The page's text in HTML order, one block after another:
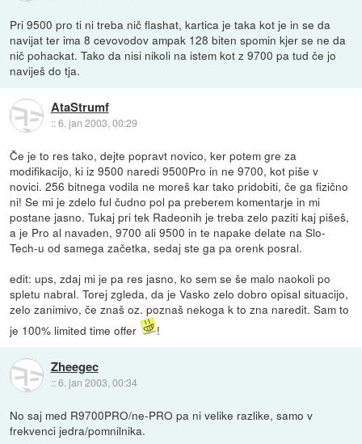
Pri 9500 pro ti ni treba nič flashat, kartica je taka kot je in se da
navijat ter ima 8 cevovodov ampak 128 biten spomin kjer se ne da
nič pohackat. Tako da nisi nikoli na istem kot z 9700 pa tud če jo
naviješ do tja.
AtaStrumf
::6. jan 2003, 00:29
Če je to res tako, dejte popravt novico, ker potem gre za
modifikacijo, ki iz 9500 naredi 9500Pro in ne 9700, kot piše v
novici. 256 bitnega vodila ne moreš kar tako pridobiti, če ga fizično
ni! Se mi je zdelo ful čudno pol pa preberem komentarje in mi
postane jasno. Tukaj pri tek Radeonih je treba zelo paziti kaj pišeš,
a je Pro al navaden, 9700 ali 9500 in te napake delate na Slo-
Tech-u od samega začetka, sedaj ste ga pa orenk posral.
edit: ups, zdaj mi je pa res jasno, ko sem se še malo naokoli po
spletu nabral. Torej zgleda, da je Vasko zelo dobro opisal situacijo,
zelo zanimivo, če znaš oz. poznaš nekoga k to zna naredit. Sam to
je 100% limited time offer
!
Zheegec
::6. jan 2003, 00:34
No saj med R9700PRO/ne-PRO pa ni velike razlike, samo v
frekvenci jedra/pomnilnika.